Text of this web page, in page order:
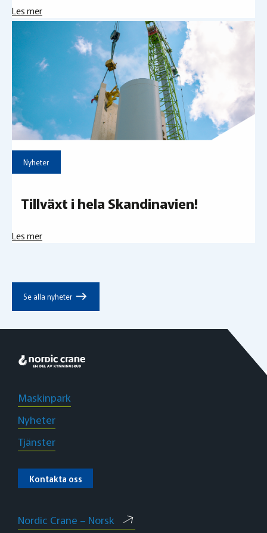
Les mer
Nyheter
Tillväxt i hela Skandinavien!
Les mer
Se alla nyheter east
Maskinpark
Nyheter
Tjänster
Kontakta oss
Nordic Crane – Norsk